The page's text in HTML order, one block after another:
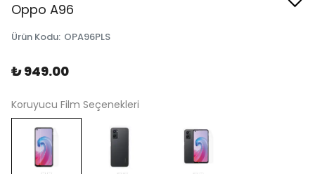
Oppo A96
Ürün Kodu: OPA96PLS
₺ 949.00
Koruyucu Film Seçenekleri